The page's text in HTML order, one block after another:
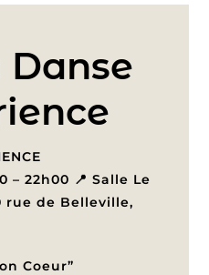
– 22h00 📍 Salle Le
rue de Belleville,
Coeur”